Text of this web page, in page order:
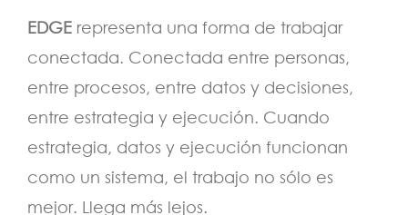
EDGE representa una forma de trabajar
conectada. Conectada entre personas,
entre procesos, entre datos y decisiones,
entre estrategia y ejecución. Cuando
estrategia, datos y ejecución funcionan
como un sistema, el trabajo no sólo es
mejor. Llega más lejos.